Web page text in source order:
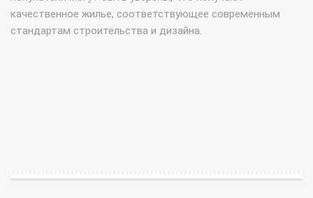
качественное жилье, соответствующее современным
стандартам строительства и дизайна.